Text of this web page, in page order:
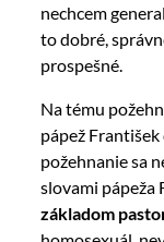
nechcem
to dobré,
prospešné.
Na tému
pápež
požehnanie sa
slovami pápeža
základom